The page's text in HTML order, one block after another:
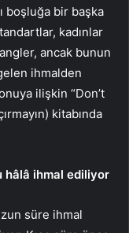
boşluğa bir başka
kadınlar
ancak bunun
ihmalden
ilişkin “Don’t
kitabında
hâlâ ihmal ediliyor
süre ihmal